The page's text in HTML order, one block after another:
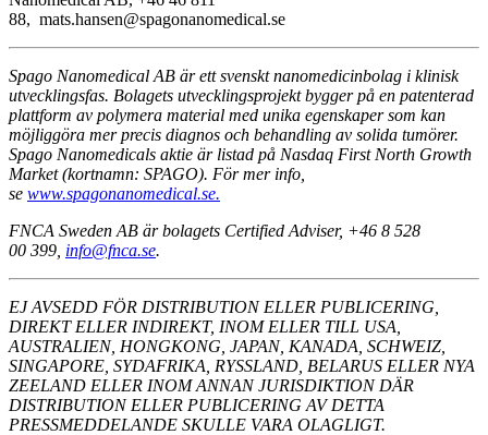
88, mats.hansen@spagonanomedical.se
Spago Nanomedical AB är ett svenskt nanomedicinbolag i klinisk
utvecklingsfas. Bolagets utvecklingsprojekt bygger på en patenterad
plattform av polymera material med unika egenskaper som kan
möjliggöra mer precis diagnos och behandling av solida tumörer.
Spago Nanomedicals aktie är listad på Nasdaq First North Growth
Market (kortnamn: SPAGO). För mer info,
se www.spagonanomedical.se.
FNCA Sweden AB är bolagets Certified Adviser, +46 8 528
00 399, info@fnca.se.
EJ AVSEDD FÖR DISTRIBUTION ELLER PUBLICERING,
DIREKT ELLER INDIREKT, INOM ELLER TILL USA,
AUSTRALIEN, HONGKONG, JAPAN, KANADA, SCHWEIZ,
SINGAPORE, SYDAFRIKA, RYSSLAND, BELARUS ELLER NYA
ZEELAND ELLER INOM ANNAN JURISDIKTION DÄR
DISTRIBUTION ELLER PUBLICERING AV DETTA
PRESSMEDDELANDE SKULLE VARA OLAGLIGT.